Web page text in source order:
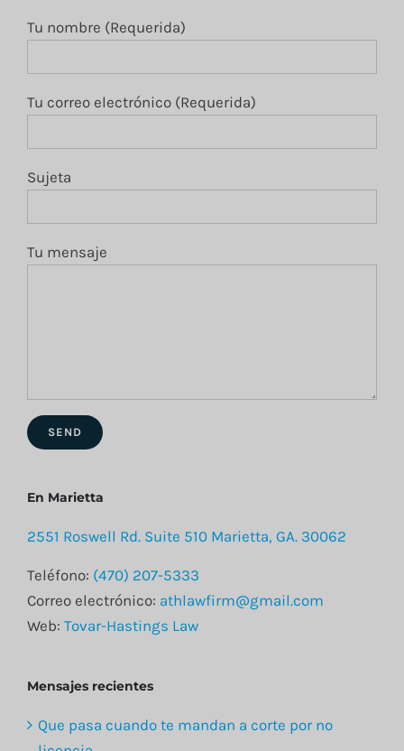
Tu nombre (Requerida)
Tu correo electrónico (Requerida)
Sujeta
Tu mensaje
En Marietta
2551 Roswell Rd. Suite 510 Marietta, GA. 30062
Teléfono: (470) 207-5333
Correo electrónico: athlawfirm@gmail.com
Web: Tovar-Hastings Law
Mensajes recientes
Que pasa cuando te mandan a corte por no